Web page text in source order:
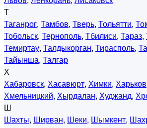
Т
Таганрог, Тамбов, Тверь, Тольятти,
Тобольск, Тернополь, Тбилиси, Тараз,
Темиртау, Талдыкорган, Тирасполь,
Тайынша, Талгар
Х
Хабаровск, Хасавюрт, Химки, Харьков
Хмельницкий, Хырдалан, Худжанд,
Ш
Шахты, Ширван, Шеки, Шымкент,